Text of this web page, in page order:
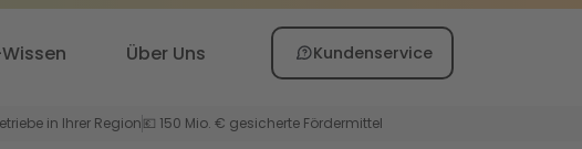
Über Uns Kundenservice
in Ihrer Region💶 150 Mio. € gesicherte Fördermittel